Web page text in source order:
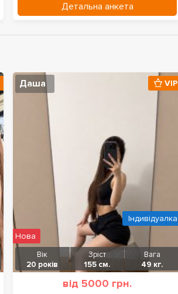
Детальна анкета
Даша
Вік
20 років
Зріст
155 см.
Вага
49 кг.
від 5000 грн.
VIP
Нова
Індивідуалка